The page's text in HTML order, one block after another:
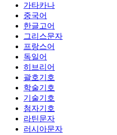
가타카나
중국어
한글고어
그리스문자
프랑스어
독일어
히브리어
괄호기호
학술기호
기술기호
첨자기호
라틴문자
러시아문자